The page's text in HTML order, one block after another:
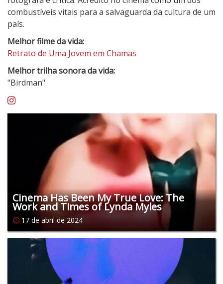
combustíveis vitais para a salvaguarda da cultura de um
país.
Melhor filme da vida:
Retrato de Uma Jovem em Chamas
Melhor trilha sonora da vida:
"Birdman"
Instagram
Cinema Has Been My True Love: The
Work and Times of Lynda Myles
17 de abril de 2024